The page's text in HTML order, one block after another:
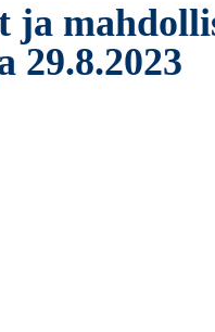
ja
29.8.2023